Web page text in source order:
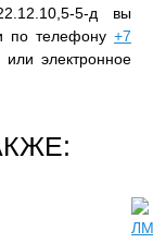
5-д вы
по телефону +7
или электронное
ЛМ